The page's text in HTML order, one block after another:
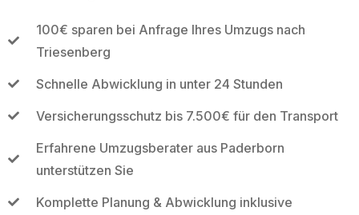
100€ sparen bei Anfrage Ihres Umzugs nach
Triesenberg
Schnelle Abwicklung in unter 24 Stunden
Versicherungsschutz bis 7.500€ für den Transport
Erfahrene Umzugsberater aus Paderborn
unterstützen Sie
Komplette Planung & Abwicklung inklusive